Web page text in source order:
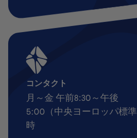
コンタクト
月～金 午前8:30～午後
5:00（中央ヨーロッパ標準
時